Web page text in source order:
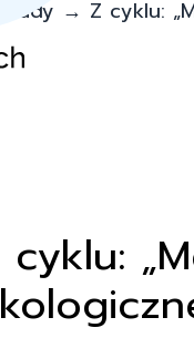
Porady → Z cyklu:
cyklu: